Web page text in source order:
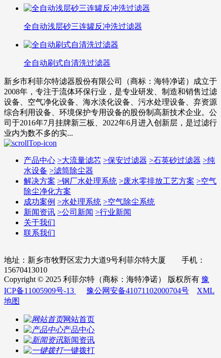
全自动浅层砂三连罐反冲洗过滤器
全自动刷式自清洗过滤器
新乡市利菲尔特滤器股份有限公司（商标：海特净诺）成立于
2008年，专注于流体环保行业，是专业研发、制造和销售过滤
设备、空气净化设备、海水淡化设备、污水处理设备、弃资源
综合利用设备、环境保护专用设备的股份制高新技术企业。公
司于2016年7月挂牌新三板、2022年6月进入创新层，是过滤行
业内为数不多的实...
产品中心 >大流量滤芯 >保安过滤器 >石英砂过滤器 >纯
水设备 >滤筒除尘器
解决方案 >钢厂水处理系统 >废水零排放工艺方案 >空气
除尘净化方案
成功案例 >水处理系统 >空气除尘系统
新闻资讯 >公司新闻 >行业新闻
关于我们
联系我们
地址：新乡市牧野区宏力大道9号利菲尔特大厦 手机：
15670413010
Copyright © 2025 利菲尔特（商标：海特净诺） 版权所有 豫
ICP备11005909号-13
豫公网安备41071102000704号
XML
地图
网站首页
产品中心
新闻资讯
一键拨打